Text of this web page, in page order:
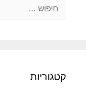
קטגוריות